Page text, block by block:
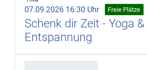
07.09.2026 16:30 Uhr Freie Plätze
Schenk dir Zeit - Yoga &
Entspannung